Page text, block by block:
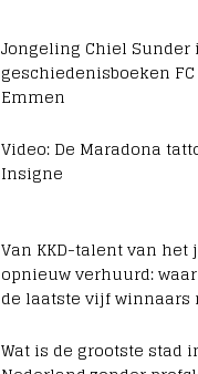
Jongeling Chiel Sunder
geschiedenisboeken FC
Emmen
Video: De Maradona
Insigne
Van KKD-talent van het
opnieuw verhuurd:
de laatste vijf winnaars
Wat is de grootste stad